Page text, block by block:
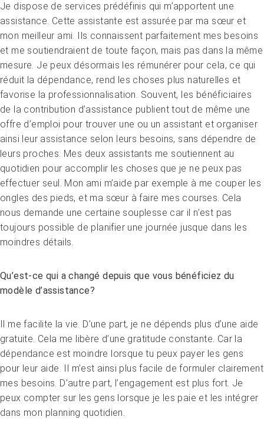
Congrès
Sans limites!? – Questionner, repousser et dépasser
les limites
26.08.2026 Interlaken
Je dispose de services prédéfinis qui m’apportent une
assistance. Cette assistante est assurée par ma sœur et
mon meilleur ami. Ils connaissent parfaitement mes besoins
et me soutiendraient de toute façon, mais pas dans la même
mesure. Je peux désormais les rémunérer pour cela, ce qui
réduit la dépendance, rend les choses plus naturelles et
favorise la professionnalisation. Souvent, les bénéficiaires
de la contribution d’assistance publient tout de même une
offre d’emploi pour trouver une ou un assistant et organiser
ainsi leur assistance selon leurs besoins, sans dépendre de
leurs proches. Mes deux assistants me soutiennent au
quotidien pour accomplir les choses que je ne peux pas
effectuer seul. Mon ami m’aide par exemple à me couper les
ongles des pieds, et ma sœur à faire mes courses. Cela
nous demande une certaine souplesse car il n’est pas
toujours possible de planifier une journée jusque dans les
moindres détails.
Qu’est-ce qui a changé depuis que vous bénéficiez du
modèle d’assistance?
Il me facilite la vie. D’une part, je ne dépends plus d’une aide
gratuite. Cela me libère d’une gratitude constante. Car la
dépendance est moindre lorsque tu peux payer les gens
pour leur aide. Il m’est ainsi plus facile de formuler clairement
mes besoins. D’autre part, l’engagement est plus fort. Je
peux compter sur les gens lorsque je les paie et les intégrer
dans mon planning quotidien.